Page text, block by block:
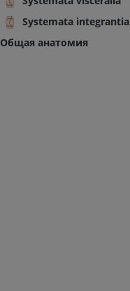
Systemata integrantia
Общая анатомия